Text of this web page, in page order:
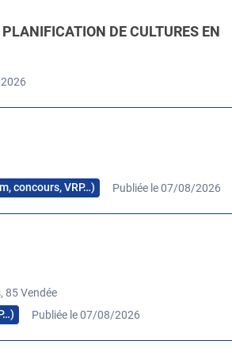
DE CULTURES EN
concours, VRP…) Publiée le 07/08/2026
85 Vendée
Publiée le 07/08/2026